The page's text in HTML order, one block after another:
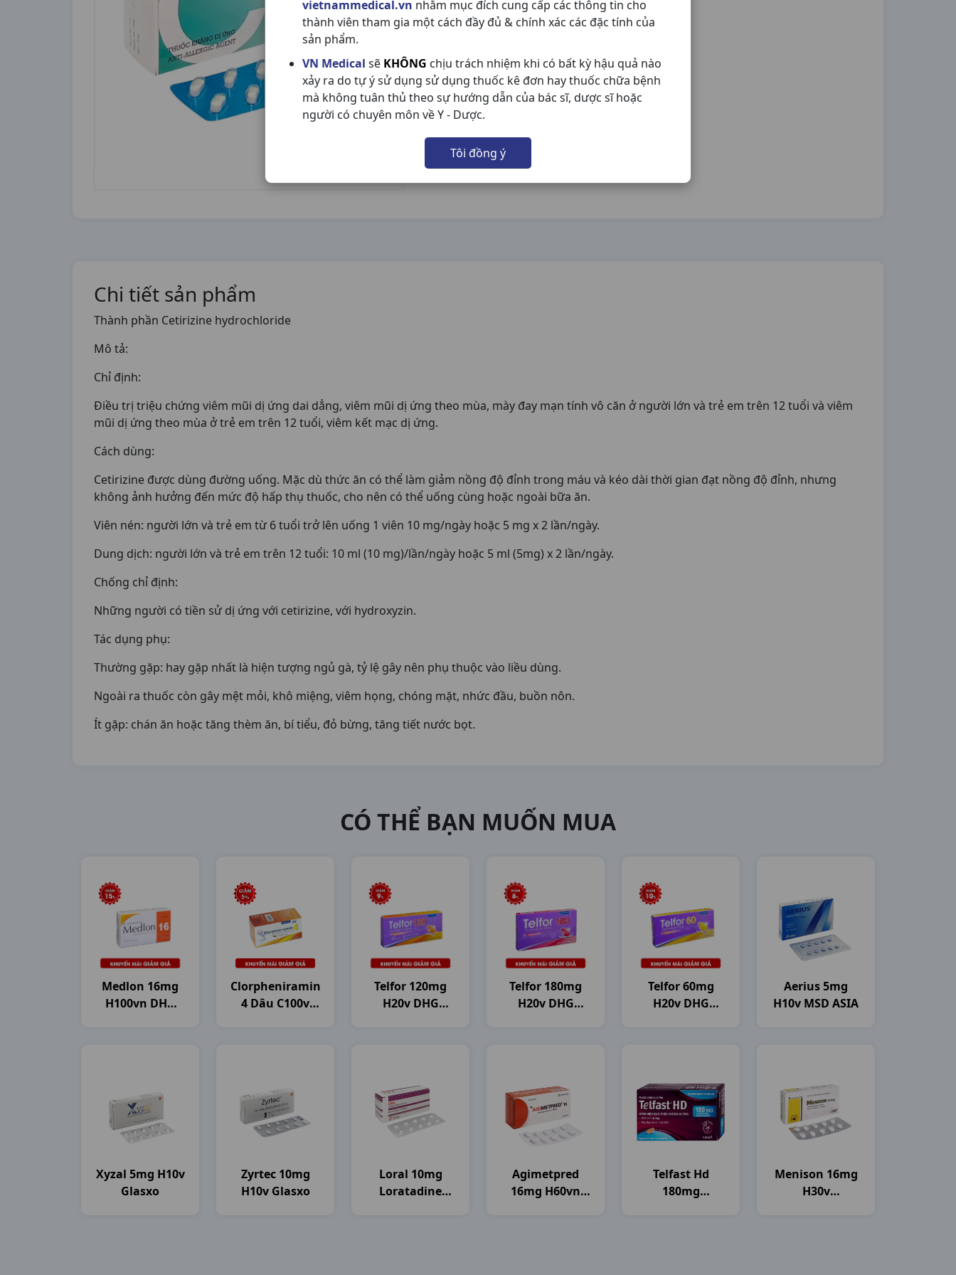
vietnammedical.vn nhằm mục đích cung cấp các thông tin cho
thành viên tham gia một cách đầy đủ & chính xác các đặc tính của
sản phẩm.
VN Medical sẽ KHÔNG chịu trách nhiệm khi có bất kỳ hậu quả nào
xảy ra do tự ý sử dụng sử dụng thuốc kê đơn hay thuốc chữa bệnh
mà không tuân thủ theo sự hướng dẫn của bác sĩ, dược sĩ hoặc
người có chuyên môn về Y - Dược.
Tôi đồng ý
Chi tiết sản phẩm
Thành phần Cetirizine hydrochloride
Mô tả:
Chỉ định:
Điều trị triệu chứng viêm mũi dị ứng dai dẳng, viêm mũi dị ứng theo mùa, mày đay mạn tính vô căn ở người lớn và trẻ em trên 12 tuổi và viêm
mũi dị ứng theo mùa ở trẻ em trên 12 tuổi, viêm kết mạc dị ứng.
Cách dùng:
Cetirizine được dùng đường uống. Mặc dù thức ăn có thể làm giảm nồng độ đỉnh trong máu và kéo dài thời gian đạt nồng độ đỉnh, nhưng
không ảnh hưởng đến mức độ hấp thụ thuốc, cho nên có thể uống cùng hoặc ngoài bữa ăn.
Viên nén: người lớn và trẻ em từ 6 tuổi trở lên uống 1 viên 10 mg/ngày hoặc 5 mg x 2 lần/ngày.
Dung dịch: người lớn và trẻ em trên 12 tuổi: 10 ml (10 mg)/lần/ngày hoặc 5 ml (5mg) x 2 lần/ngày.
Chống chỉ định:
Những người có tiền sử dị ứng với cetirizine, với hydroxyzin.
Tác dụng phụ:
Thường gặp: hay gặp nhất là hiện tượng ngủ gà, tỷ lệ gây nên phụ thuộc vào liều dùng.
Ngoài ra thuốc còn gây mệt mỏi, khô miệng, viêm họng, chóng mặt, nhức đầu, buồn nôn.
Ít gặp: chán ăn hoặc tăng thèm ăn, bí tiểu, đỏ bừng, tăng tiết nước bọt.
CÓ THỂ BẠN MUỐN MUA
Medlon 16mg
H100vn DHG
Clorpheniramin
4 Dâu C100v
Telfor 120mg
H20v DHG
Telfor 180mg
H20v DHG
Telfor 60mg
H20v DHG
Aerius 5mg
H10v MSD ASIA
Xyzal 5mg H10v
Glasxo
Zyrtec 10mg
H10v Glasxo
Loral 10mg
Loratadine
Agimetpred
16mg H60vn
Telfast Hd
180mg
Menison 16mg
H30v